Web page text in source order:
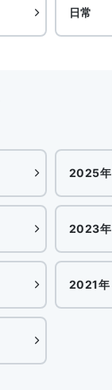
日常
2025年
2023年
2021年